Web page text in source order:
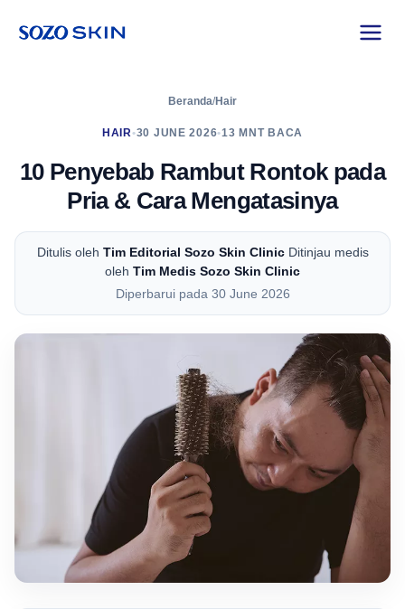
Beranda/Hair
HAIR•30 JUNE 2026•13 MNT BACA
10 Penyebab Rambut Rontok pada
Pria & Cara Mengatasinya
Ditulis oleh Tim Editorial Sozo Skin Clinic Ditinjau medis
oleh Tim Medis Sozo Skin Clinic
Diperbarui pada 30 June 2026